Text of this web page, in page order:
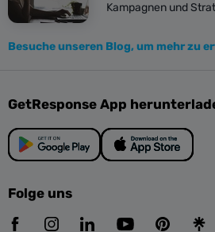
Kampagnen und
Besuche unseren Blog, um mehr zu
GetResponse App
Folge uns